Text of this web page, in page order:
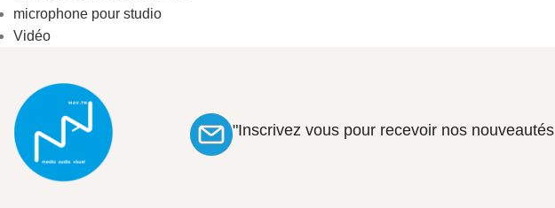
microphone pour studio
Vidéo
"Inscrivez vous pour recevoir nos nouveautés